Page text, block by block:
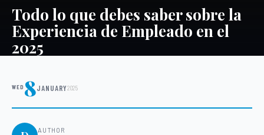
Todo lo que debes saber sobre la
Experiencia de Empleado en el
2025
WED 8JANUARY2025
AUTHOR